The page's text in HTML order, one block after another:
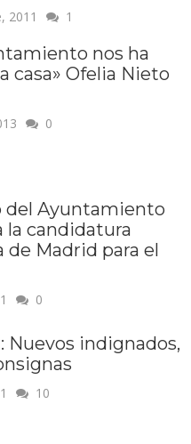
2011 1
nos ha
casa» Ofelia Nieto
0
del Ayuntamiento
la candidatura
de Madrid para el
0
Nuevos indignados,
10